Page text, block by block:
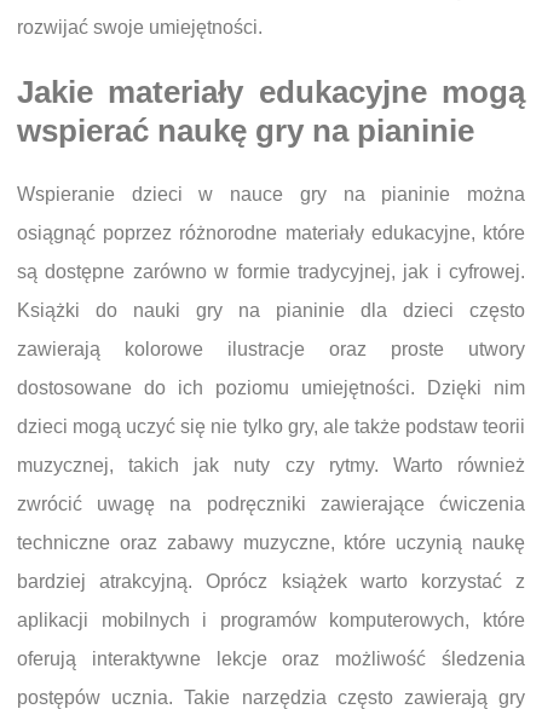
rozwijać swoje umiejętności.
Jakie materiały edukacyjne mogą
wspierać naukę gry na pianinie
Wspieranie dzieci w nauce gry na pianinie można
osiągnąć poprzez różnorodne materiały edukacyjne, które
są dostępne zarówno w formie tradycyjnej, jak i cyfrowej.
Książki do nauki gry na pianinie dla dzieci często
zawierają kolorowe ilustracje oraz proste utwory
dostosowane do ich poziomu umiejętności. Dzięki nim
dzieci mogą uczyć się nie tylko gry, ale także podstaw teorii
muzycznej, takich jak nuty czy rytmy. Warto również
zwrócić uwagę na podręczniki zawierające ćwiczenia
techniczne oraz zabawy muzyczne, które uczynią naukę
bardziej atrakcyjną. Oprócz książek warto korzystać z
aplikacji mobilnych i programów komputerowych, które
oferują interaktywne lekcje oraz możliwość śledzenia
postępów ucznia. Takie narzędzia często zawierają gry